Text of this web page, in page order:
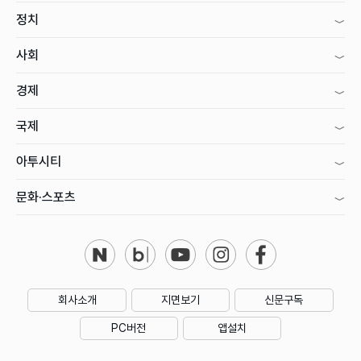
정치
사회
경제
국제
아투시티
문화·스포츠
회사소개 지면보기 신문구독
PC버전 앱설치